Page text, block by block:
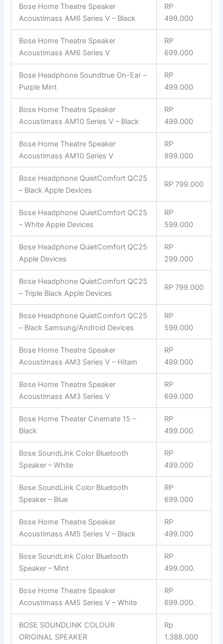
Bose Home Theatre Speaker
Acoustimass AM6 Series V – Black
RP
499.000
Bose Home Theatre Speaker
Acoustimass AM6 Series V
RP
699.000
Bose Headphone Soundtrue On-Ear –
Purple Mint
RP
499.000
Bose Home Theatre Speaker
Acoustimass AM10 Series V – Black
RP
499.000
Bose Home Theatre Speaker
Acoustimass AM10 Series V
RP
899.000
Bose Headphone QuietComfort QC25
– Black Apple Devices
RP 799.000
Bose Headphone QuietComfort QC25
– White Apple Devices
RP
599.000
Bose Headphone QuietComfort QC25
Apple Devices
RP
299.000
Bose Headphone QuietComfort QC25
– Triple Black Apple Devices
RP 799.000
Bose Headphone QuietComfort QC25
– Black Samsung/Android Devices
RP
599.000
Bose Home Theatre Speaker
Acoustimass AM3 Series V – Hitam
RP
499.000
Bose Home Theatre Speaker
Acoustimass AM3 Series V
RP
699.000
Bose Home Theater Cinemate 15 –
Black
RP
499.000
Bose SoundLink Color Bluetooth
Speaker – White
RP
499.000
Bose SoundLink Color Bluetooth
Speaker – Blue
RP
699.000
Bose Home Theatre Speaker
Acoustimass AM5 Series V – Black
RP
499.000
Bose SoundLink Color Bluetooth
Speaker – Mint
RP
499.000.
Bose Home Theatre Speaker
Acoustimass AM5 Series V – White
RP
699.000.
BOSE SOUNDLINK COLOUR
ORIGINAL SPEAKER
Rp
1.388.000